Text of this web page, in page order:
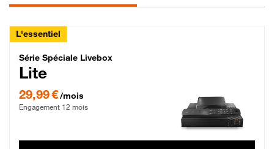
L'essentiel
Série Spéciale Livebox Lite Fibre
Série Spéciale Livebox
Lite
29,99 €/mois
Engagement 12 mois